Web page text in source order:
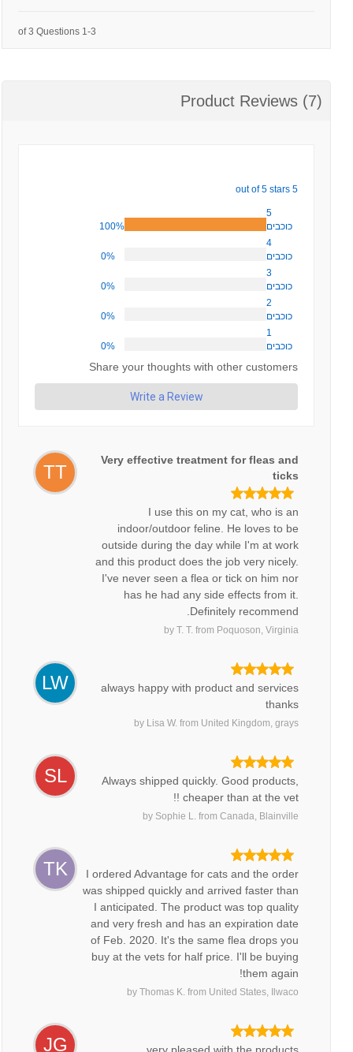
1-3 of 3 Questions
Product Reviews (7)
5 out of 5 stars
5
כוכבים
100%
4
כוכבים
0%
3
כוכבים
0%
2
כוכבים
0%
1
כוכבים
0%
Share your thoughts with other customers
Write a Review
TT
Very effective treatment for fleas and
ticks
I use this on my cat, who is an
indoor/outdoor feline. He loves to be
outside during the day while I'm at work
and this product does the job very nicely.
I've never seen a flea or tick on him nor
has he had any side effects from it.
Definitely recommend.
byT. T. from Poquoson, Virginia
LW
always happy with product and services
thanks
by Lisa W. from United Kingdom, grays
SL
Always shipped quickly. Good products,
cheaper than at the vet !!
by Sophie L. fromCanada, Blainville
TK
I ordered Advantage for cats and the order
was shipped quickly and arrived faster than
I anticipated. The product was top quality
and very fresh and has an expiration date
of Feb. 2020. It's the same flea drops you
buy at the vets for half price. I'll be buying
them again!
byThomas K. from United States, Ilwaco
JG